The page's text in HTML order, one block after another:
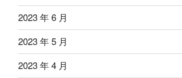
2023 年 6 月
2023 年 5 月
2023 年 4 月